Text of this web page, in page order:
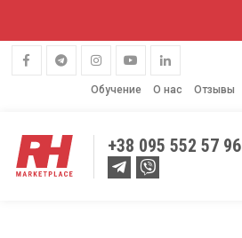
Обучение О нас Отзывы
+38 095 552 57 96